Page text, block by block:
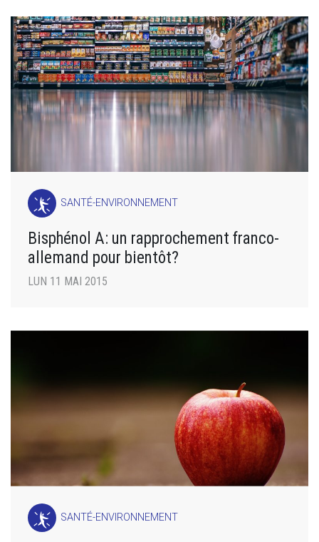
SANTÉ-ENVIRONNEMENT
Bisphénol A: un rapprochement franco-
allemand pour bientôt?
LUN 11 MAI 2015
SANTÉ-ENVIRONNEMENT